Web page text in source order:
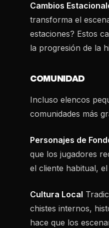
Cambios
transforma el
estaciones? Estos
la progresión de la
COMUNIDAD
Incluso elencos
comunidades más
Personajes de
que los jugadores
el cliente habitual,
Cultura Local
chistes internos,
hace que los